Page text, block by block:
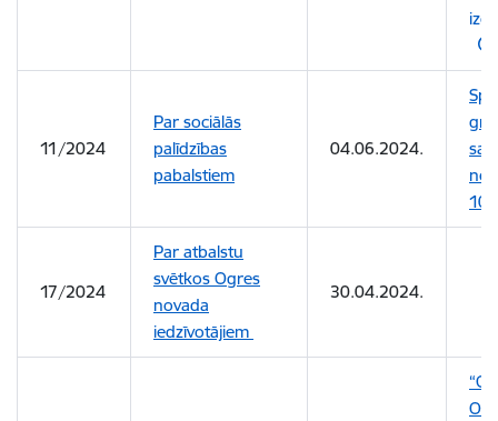
11/2024
Par sociālās
palīdzības
pabalstiem
04.06.2024.
17/2024
Par atbalstu
svētkos Ogres
novada
iedzīvotājiem
30.04.2024.